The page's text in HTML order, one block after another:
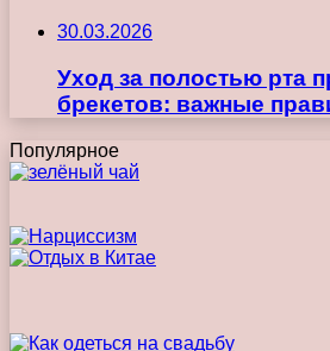
30.03.2026
Уход за полостью рта
брекетов: важные
Популярное